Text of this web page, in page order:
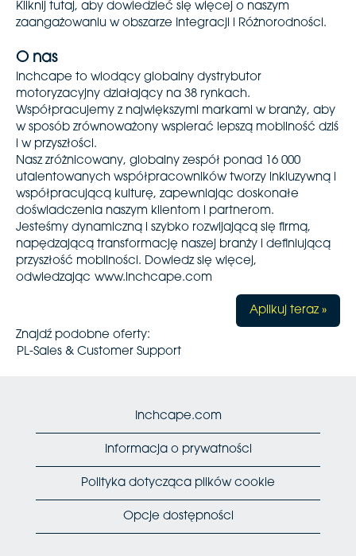
Kliknij tutaj, aby dowiedzieć się więcej o naszym
zaangażowaniu w obszarze Integracji i Różnorodności.
O nas
Inchcape to wiodący globalny dystrybutor
motoryzacyjny działający na 38 rynkach.
Współpracujemy z największymi markami w branży, aby
w sposób zrównoważony wspierać lepszą mobilność dziś
i w przyszłości.
Nasz zróżnicowany, globalny zespół ponad 16 000
utalentowanych współpracowników tworzy inkluzywną i
współpracującą kulturę, zapewniając doskonałe
doświadczenia naszym klientom i partnerom.
Jesteśmy dynamiczną i szybko rozwijającą się firmą,
napędzającą transformację naszej branży i definiującą
przyszłość mobilności. Dowiedz się więcej,
odwiedzając www.inchcape.com
Aplikuj teraz »
Znajdź podobne oferty:
PL-Sales & Customer Support
Inchcape.com
Informacja o prywatności
Polityka dotycząca plików cookie
Opcje dostępności